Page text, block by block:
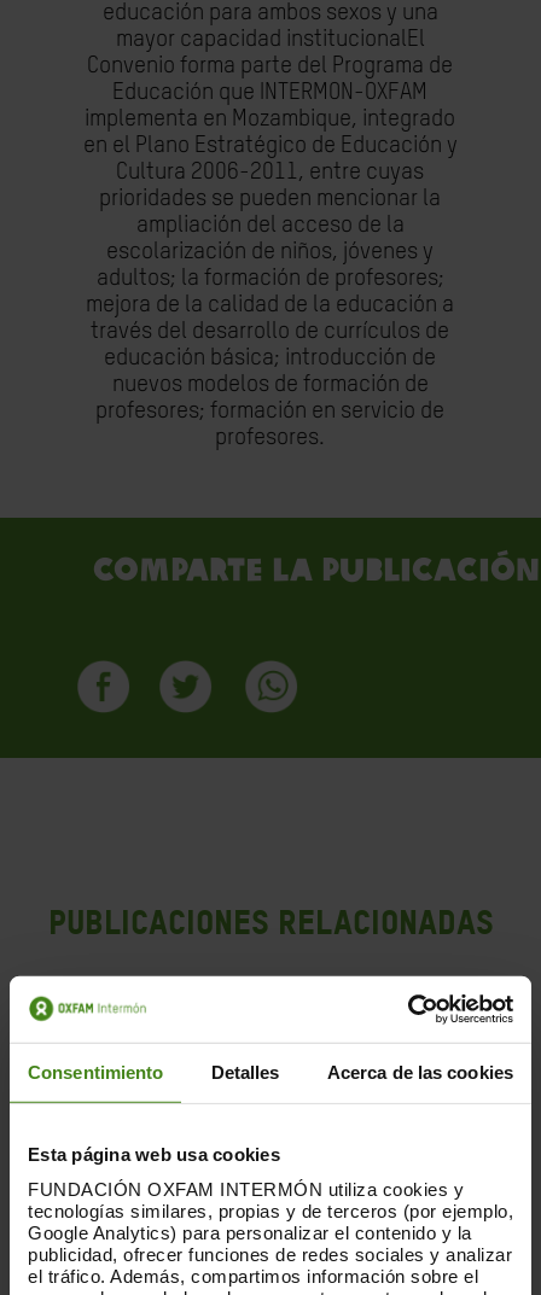
Consentimiento Detalles Acerca de las cookies
Esta página web usa cookies
FUNDACIÓN OXFAM INTERMÓN utiliza cookies y
tecnologías similares, propias y de terceros (por ejemplo,
Google Analytics) para personalizar el contenido y la
publicidad, ofrecer funciones de redes sociales y analizar
el tráfico. Además, compartimos información sobre el
educación para ambos sexos y una
mayor capacidad institucionalEl
Convenio forma parte del Programa de
Educación que INTERMON-OXFAM
implementa en Mozambique, integrado
en el Plano Estratégico de Educación y
Cultura 2006-2011, entre cuyas
prioridades se pueden mencionar la
ampliación del acceso de la
escolarización de niños, jóvenes y
adultos; la formación de profesores;
mejora de la calidad de la educación a
través del desarrollo de currículos de
educación básica; introducción de
nuevos modelos de formación de
profesores; formación en servicio de
profesores.
Comparte la publicación
PUBLICACIONES RELACIONADAS